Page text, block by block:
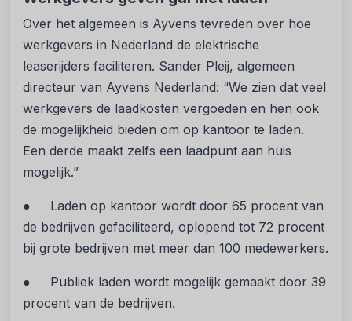
Over het algemeen is Ayvens tevreden over hoe
werkgevers in Nederland de elektrische
leaserijders faciliteren. Sander Pleij, algemeen
directeur van Ayvens Nederland: “We zien dat veel
werkgevers de laadkosten vergoeden en hen ook
de mogelijkheid bieden om op kantoor te laden.
Een derde maakt zelfs een laadpunt aan huis
mogelijk.”
● Laden op kantoor wordt door 65 procent van
de bedrijven gefaciliteerd, oplopend tot 72 procent
bij grote bedrijven met meer dan 100 medewerkers.
● Publiek laden wordt mogelijk gemaakt door 39
procent van de bedrijven.